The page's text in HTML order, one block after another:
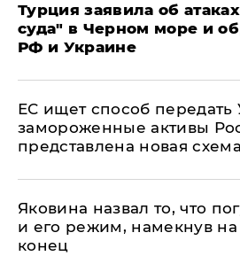
Турция заявила об
суда" в Черном море и
РФ и Украине
ЕС ищет способ передать
замороженные активы
представлена новая схема
Яковина назвал то, что
и его режим, намекнув
конец